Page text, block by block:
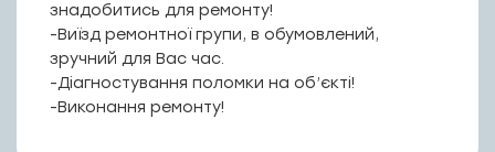
знадобитись для ремонту!
-Виїзд ремонтної групи, в обумовлений,
зручний для Вас час.
-Діагностування поломки на об’єкті!
-Виконання ремонту!
ПОСЛУГИ
КАТАЛОГ
ПРО НАС